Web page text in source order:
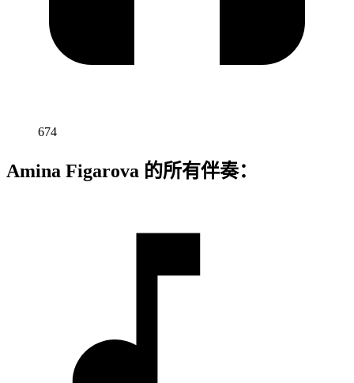
674
Amina Figarova 的所有伴奏：